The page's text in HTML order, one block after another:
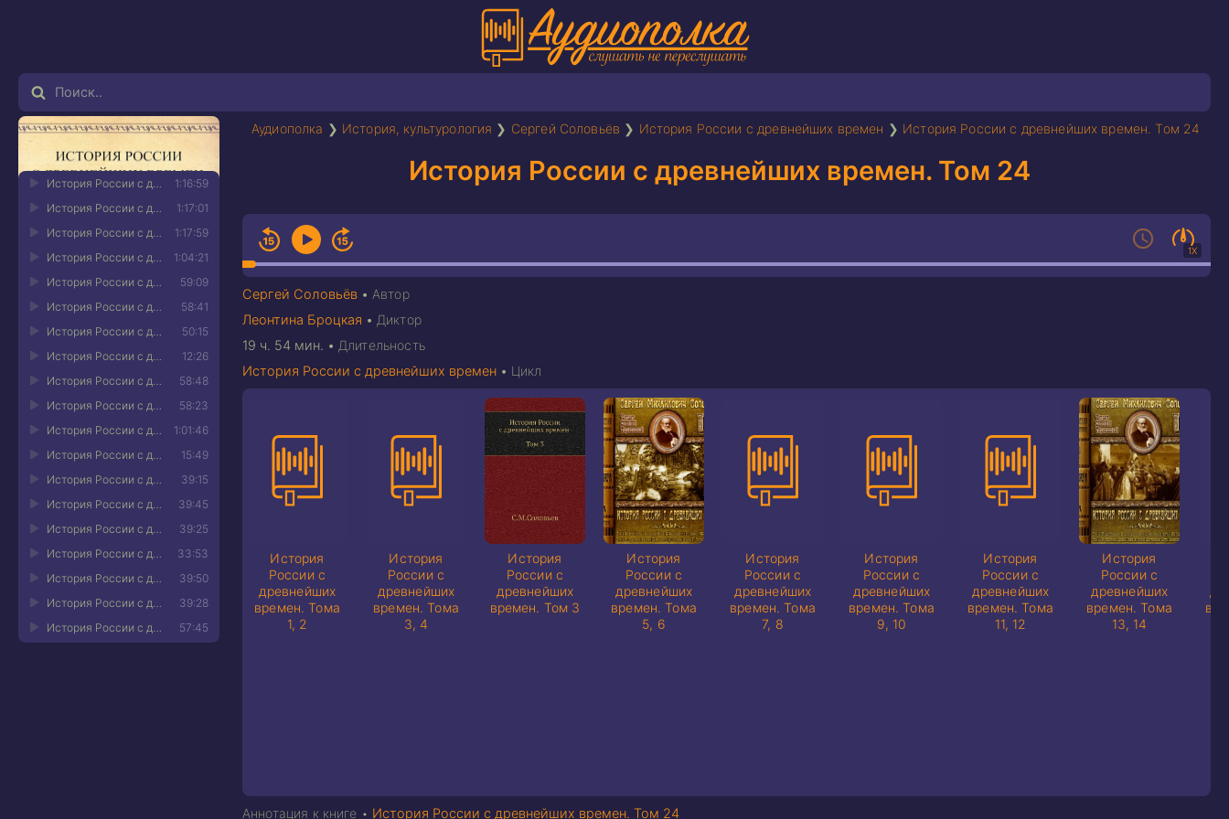
Аудиополка ❯ История, культурология ❯ Сергей Соловьёв ❯ История России с древнейших времен ❯ История России с древнейших времен. Том 24
История России с древнейших времен. Том 24
1X
Сергей Соловьёв • Автор
Леонтина Броцкая • Диктор
19 ч. 54 мин. • Длительность
1:16:59
История России с древнейших времен. Том 24 01
1:17:01
История России с древнейших времен. Том 24 02
1:17:59
История России с древнейших времен. Том 24 03
1:04:21
История России с древнейших времен. Том 24 04
59:09
История России с древнейших времен. Том 24 05
58:41
История России с древнейших времен. Том 24 06
50:15
История России с древнейших времен. Том 24 07
12:26
История России с древнейших времен. Том 24 08
58:48
История России с древнейших времен. Том 24 09
58:23
История России с древнейших времен. Том 24 10
1:01:46
История России с древнейших времен. Том 24 11
15:49
История России с древнейших времен. Том 24 12
39:15
История России с древнейших времен. Том 24 13
39:45
История России с древнейших времен. Том 24 14
39:25
История России с древнейших времен. Том 24 15
33:53
История России с древнейших времен. Том 24 16
39:50
История России с древнейших времен. Том 24 17
39:28
История России с древнейших времен. Том 24 18
57:45
История России с древнейших времен. Том 24 19
История России с древнейших времен • Цикл
История
России с
древнейших
времен. Тома
1, 2
История
России с
древнейших
времен. Тома
3, 4
История
России с
древнейших
времен. Том 3
История
России с
древнейших
времен. Тома
5, 6
История
России с
древнейших
времен. Тома
7, 8
История
России с
древнейших
времен. Тома
9, 10
История
России с
древнейших
времен. Тома
11, 12
История
России с
древнейших
времен. Тома
13, 14
Аннотация к книге • История России с древнейших времен. Том 24